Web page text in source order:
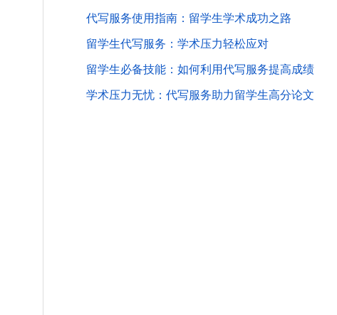
代写服务使用指南：留学生学术成功之路
留学生代写服务：学术压力轻松应对
留学生必备技能：如何利用代写服务提高成绩
学术压力无忧：代写服务助力留学生高分论文